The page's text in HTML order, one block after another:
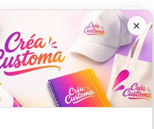
×
Plaque Sublimation Dirkal